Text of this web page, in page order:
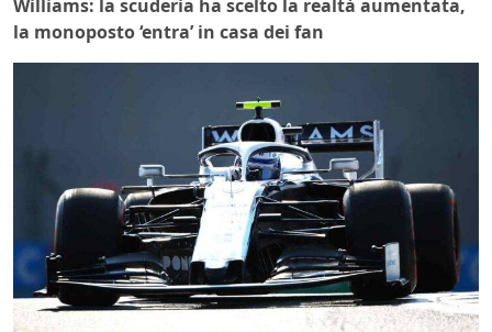
Williams: la scuderia ha scelto la realtà aumentata,
la monoposto ‘entra’ in casa dei fan